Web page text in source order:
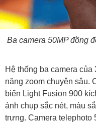
Ba camera 50MP đồng
Hệ thống ba camera
năng zoom chuyên sâu.
biến Light Fusion 900
ảnh chụp sắc nét, màu
trưng. Camera telephoto